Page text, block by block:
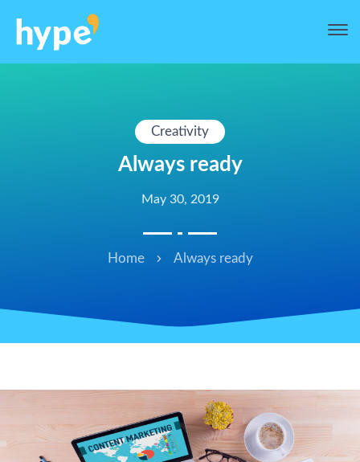
Creativity
Always ready
May 30, 2019
Home Always ready